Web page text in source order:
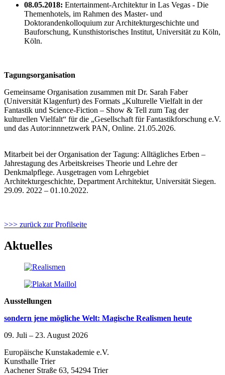
08.05.2018: Entertainment-Architektur in Las Vegas - Die
Themenhotels, im Rahmen des Master- und
Doktorandenkolloquium zur Architekturgeschichte und
Bauforschung, Kunsthistorisches Institut, Universität zu Köln,
Köln.
Tagungsorganisation
Gemeinsame Organisation zusammen mit Dr. Sarah Faber
(Universität Klagenfurt) des Formats „Kulturelle Vielfalt in der
Fantastik und Science-Fiction – Show & Tell zum Tag der
kulturellen Vielfalt“ für die „Gesellschaft für Fantastikforschung e.V.
und das Autor:innnetzwerk PAN, Online. 21.05.2026.
Mitarbeit bei der Organisation der Tagung: Alltägliches Erben –
Jahrestagung des Arbeitskreises Theorie und Lehre der
Denkmalpflege. Ausgetragen vom Lehrgebiet
Architekturgeschichte, Department Architektur, Universität Siegen.
29.09. 2022 – 01.10.2022.
>>> zurück zur Profilseite
Aktuelles
Ausstellungen
sondern jene mögliche Welt: Magische Realismen heute
09. Juli – 23. August 2026
Europäische Kunstakademie e.V.
Kunsthalle Trier
Aachener Straße 63, 54294 Trier